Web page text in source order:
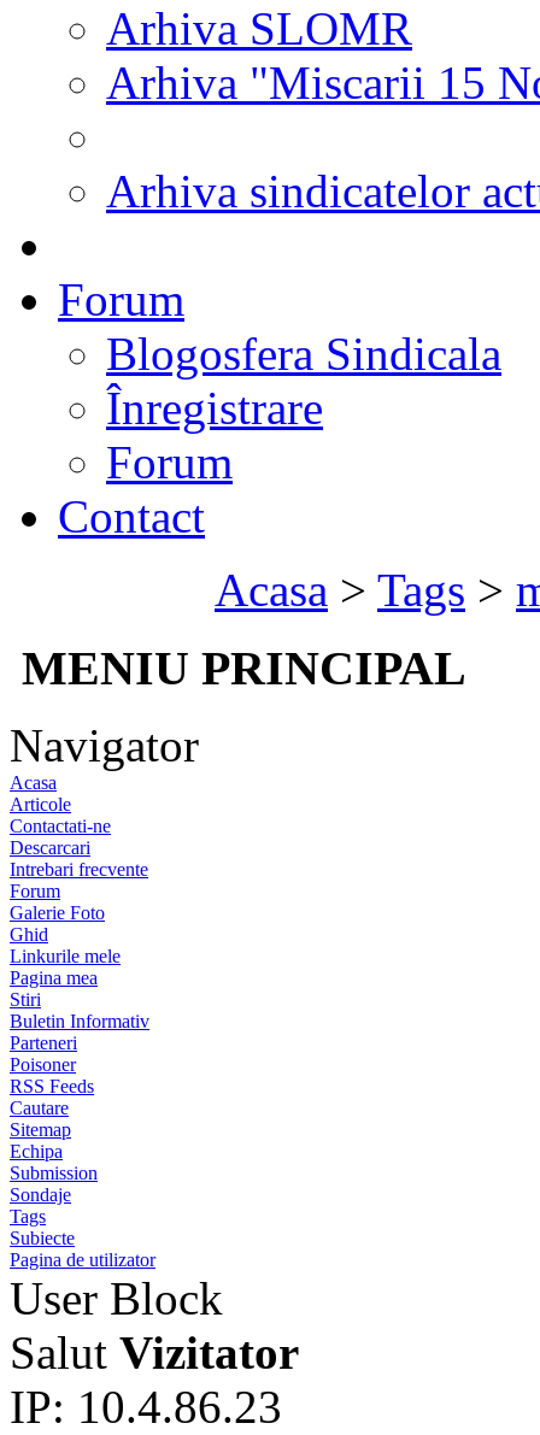
Arhiva SLOMR
Arhiva "Miscarii 15
Arhiva sindicatelor
Forum
Blogosfera Sindicala
Înregistrare
Forum
Contact
Acasa > Tags >
MENIU PRINCIPAL
Navigator
Acasa
Articole
Contactati-ne
Descarcari
Intrebari frecvente
Forum
Galerie Foto
Ghid
Linkurile mele
Pagina mea
Stiri
Buletin Informativ
Parteneri
Poisoner
RSS Feeds
Cautare
Sitemap
Echipa
Submission
Sondaje
Tags
Subiecte
Pagina de utilizator
User Block
Salut Vizitator
IP: 10.4.86.23